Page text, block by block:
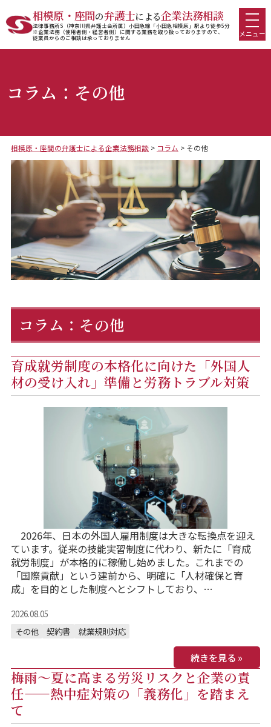
相模原・座間の弁護士による企業法務相談
法律事務所S（神奈川県弁護士会所属）小田急線「小田急相模原」駅より徒歩5分
※企業法務（使用者側・経営者側）に関する業務を取り扱っておりますので、
従業員からのご相談は承っておりません
メニュー
コラム：その他
相模原・座間の弁護士による企業法務相談> コラム > その他
コラム：その他
育成就労制度の本格化に向けた「外国人
材の受け入れ」準備と労務トラブル対策
2026年、日本の外国人雇用制度は大きな転換点を迎え
ています。従来の技能実習制度に代わり、新たに「育成
就労制度」が本格的に稼働し始めました。これまでの
「国際貢献」という建前から、明確に「人材確保と育
成」を目的とした制度へとシフトしており、…
2026.08.05
その他
契約書 就業規則対応
続きを見る »
梅雨〜夏に高まる労災リスクと企業の責
任——熱中症対策の「義務化」を踏まえ
て